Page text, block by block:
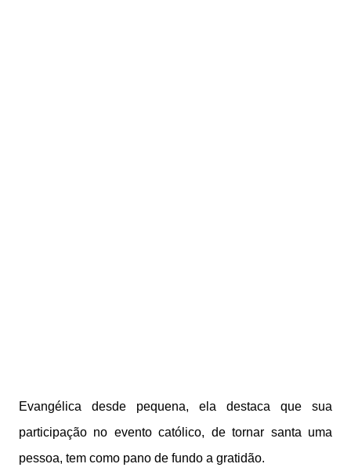
Evangélica desde pequena, ela destaca que sua
participação no evento católico, de tornar santa uma
pessoa, tem como pano de fundo a gratidão.